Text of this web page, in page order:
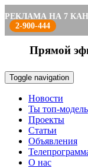
РЕКЛАМА НА 7
2-900-444
Прямой
Toggle navigation
Новости
Ты топ-модель
Проекты
Статьи
Объявления
О нас